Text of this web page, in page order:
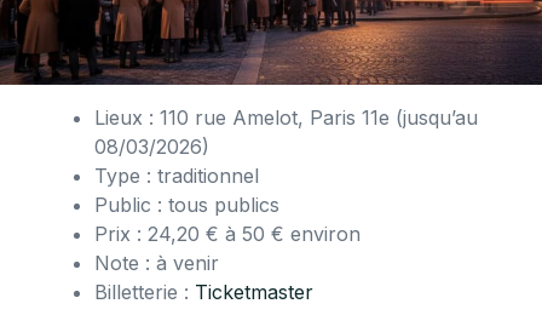
Lieux : 110 rue Amelot, Paris 11e (jusqu’au
08/03/2026)
Type : traditionnel
Public : tous publics
Prix : 24,20 € à 50 € environ
Note : à venir
Billetterie : Ticketmaster